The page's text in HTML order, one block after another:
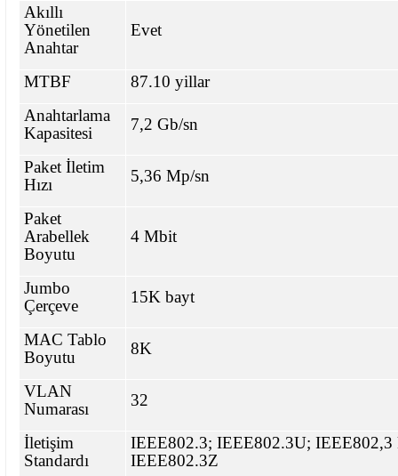
Akıllı
Yönetilen
Anahtar
Evet
MTBF
87.10 yillar
Anahtarlama
Kapasitesi
7,2 Gb/sn
Paket İletim
Hızı
5,36 Mp/sn
Paket
Arabellek
Boyutu
4 Mbit
Jumbo
Çerçeve
15K bayt
MAC Tablo
Boyutu
8K
VLAN
Numarası
32
İletişim
Standardı
IEEE802.3; IEEE802.3U; IEEE802,3
IEEE802.3Z